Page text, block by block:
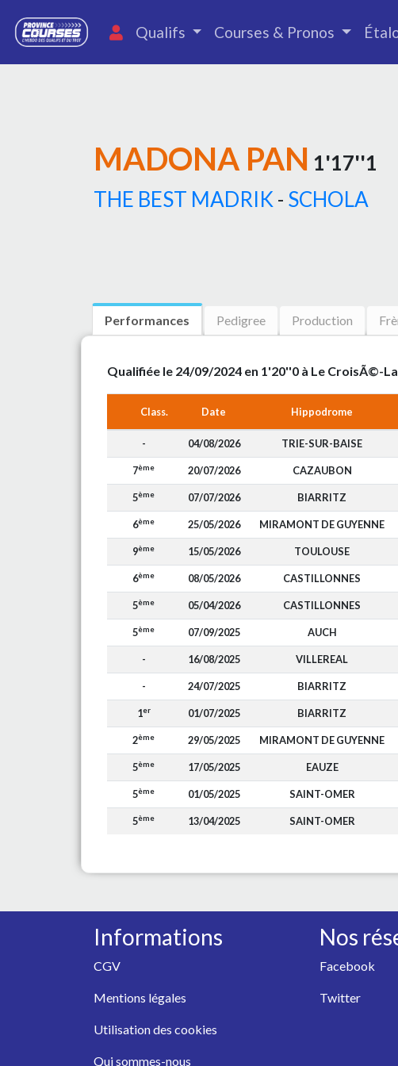
Qualifs Courses & Pronos
MADONA PAN 1'17''1
THE BEST MADRIK - SCHOLA
Performances Pedigree Production
Qualifiée le 24/09/2024 en 1'20''0 à Le CroisÃ©-
Class. Date Hippodrome
- 04/08/2026 TRIE-SUR-BAISE
7ème 20/07/2026 CAZAUBON
5ème 07/07/2026 BIARRITZ
6ème 25/05/2026 MIRAMONT DE GUYENNE
9ème 15/05/2026 TOULOUSE
6ème 08/05/2026 CASTILLONNES
5ème 05/04/2026 CASTILLONNES
5ème 07/09/2025 AUCH
- 16/08/2025 VILLEREAL
- 24/07/2025 BIARRITZ
1er 01/07/2025 BIARRITZ
2ème 29/05/2025 MIRAMONT DE GUYENNE
5ème 17/05/2025 EAUZE
5ème 01/05/2025 SAINT-OMER
5ème 13/04/2025 SAINT-OMER
Informations
CGV
Mentions légales
Utilisation des cookies
Qui sommes-nous
Nos
Facebook
Twitter